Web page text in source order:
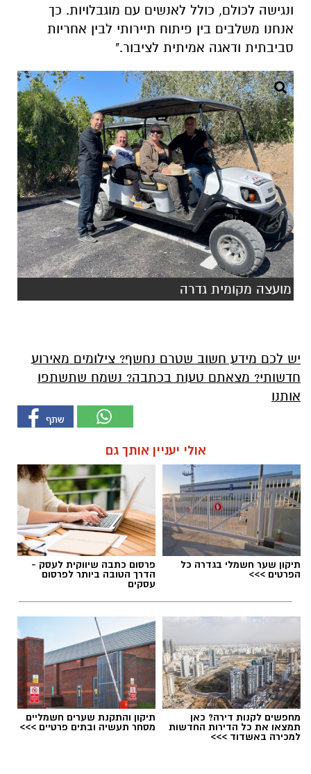
ונגישה לכולם, כולל לאנשים עם מוגבלויות. כך
אנחנו משלבים בין פיתוח תיירותי לבין אחריות
סביבתית ודאגה אמיתית לציבור."
מועצה מקומית גדרה
יש לכם מידע חשוב שטרם נחשף? צילומים מאירוע
חדשותי? מצאתם טעות בכתבה? נשמח שתשתפו
אותנו
אולי יעניין אותך גם
תיקון שער חשמלי בגדרה כל
הפרטים >>>
פרסום כתבה שיווקית לעסק -
הדרך הטובה ביותר לפרסום
עסקים
מחפשים לקנות דירה? כאן
תמצאו את כל הדירות החדשות
למכירה באשדוד >>>
תיקון והתקנת שערים חשמליים
מסחר תעשיה ובתים פרטיים >>>